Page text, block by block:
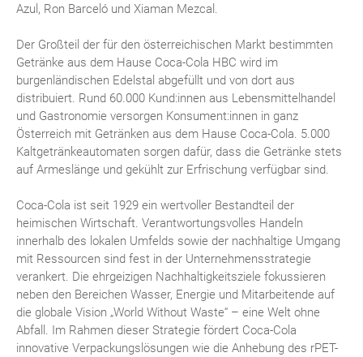
Azul, Ron Barceló und Xiaman Mezcal.
Der Großteil der für den österreichischen Markt bestimmten
Getränke aus dem Hause Coca-Cola HBC wird im
burgenländischen Edelstal abgefüllt und von dort aus
distribuiert. Rund 60.000 Kund:innen aus Lebensmittelhandel
und Gastronomie versorgen Konsument:innen in ganz
Österreich mit Getränken aus dem Hause Coca-Cola. 5.000
Kaltgetränkeautomaten sorgen dafür, dass die Getränke stets
auf Armeslänge und gekühlt zur Erfrischung verfügbar sind.
Coca-Cola ist seit 1929 ein wertvoller Bestandteil der
heimischen Wirtschaft. Verantwortungsvolles Handeln
innerhalb des lokalen Umfelds sowie der nachhaltige Umgang
mit Ressourcen sind fest in der Unternehmensstrategie
verankert. Die ehrgeizigen Nachhaltigkeitsziele fokussieren
neben den Bereichen Wasser, Energie und Mitarbeitende auf
die globale Vision „World Without Waste“ – eine Welt ohne
Abfall. Im Rahmen dieser Strategie fördert Coca-Cola
innovative Verpackungslösungen wie die Anhebung des rPET-